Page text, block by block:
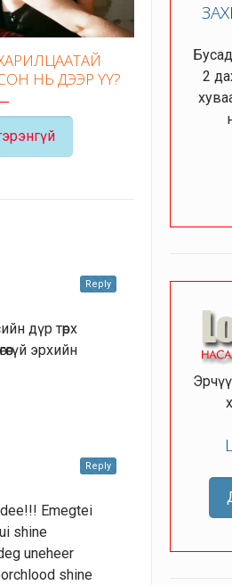
НЬ ДЭЭР ҮҮ?
дүр төрх
эрхийн
Reply
Emegtei
shine
uneheer
shine
Reply
2